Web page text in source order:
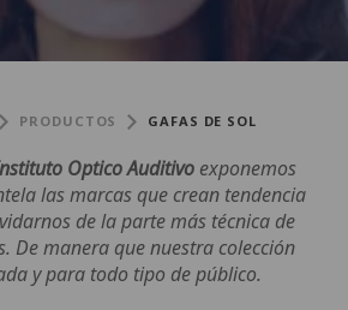
PRODUCTOS GAFAS DE SOL
Optico Auditivo exponemos
las marcas que crean tendencia
de la parte más técnica de
De manera que nuestra colección
y para todo tipo de público.